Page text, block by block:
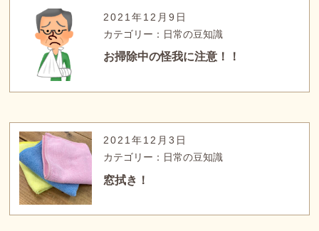
2021年12月9日
カテゴリー：日常の豆知識
お掃除中の怪我に注意！！
2021年12月3日
カテゴリー：日常の豆知識
窓拭き！